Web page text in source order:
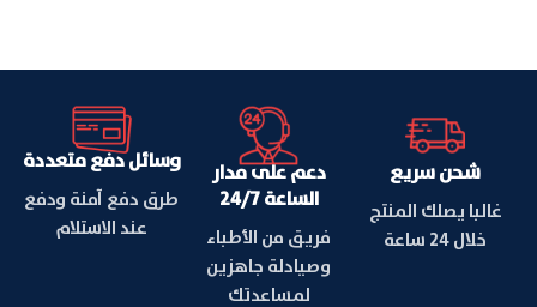
شحن سريع
غالبا يصلك المنتج
خلال 24 ساعة
دعم على مدار
الساعة 24/7
فريق من الأطباء
وصيادلة جاهزين
لمساعدتك
وسائل دفع متعددة
طرق دفع آمنة ودفع
عند الاستلام